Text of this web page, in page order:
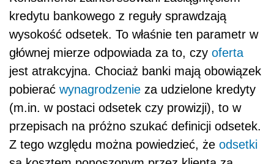
kredytu bankowego z reguły sprawdzają
wysokość odsetek. To właśnie ten parametr w
głównej mierze odpowiada za to, czy oferta
jest atrakcyjna. Chociaż banki mają obowiązek
pobierać wynagrodzenie za udzielone kredyty
(m.in. w postaci odsetek czy prowizji), to w
przepisach na próżno szukać definicji odsetek.
Z tego względu można powiedzieć, że odsetki